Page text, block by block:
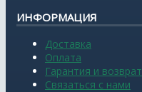
ИНФОРМАЦИЯ
Доставка
Оплата
Гарантия и возврат
Связаться с нами